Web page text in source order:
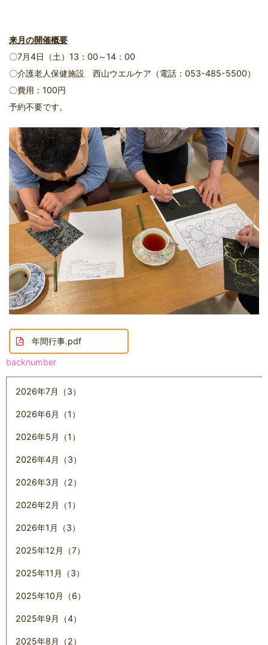
来月の開催概要
〇7月4日（土）13：00～14：00
〇介護老人保健施設 西山ウエルケア（電話：053-485-5500）
〇費用：100円
予約不要です。
年間行事.pdf
backnumber
2026年7月（3）
2026年6月（1）
2026年5月（1）
2026年4月（3）
2026年3月（2）
2026年2月（1）
2026年1月（3）
2025年12月（7）
2025年11月（3）
2025年10月（6）
2025年9月（4）
2025年8月（2）